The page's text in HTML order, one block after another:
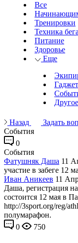
Все
Тренировки
Техника бега
Питание
Здоровье
Еще
Другое
Назад
Задать
События
0
События
Фатушняк Даша 11
участие в забеге 12
Иван Аникеев 11
Даша, регистрация
состоится 12 мая в
http://3sport.org/reg/
полумарафон.
0
750